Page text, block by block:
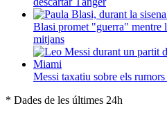
Blasi promet "guerra"
mitjans
Messi taxatiu sobre els
* Dades de les últimes 24h